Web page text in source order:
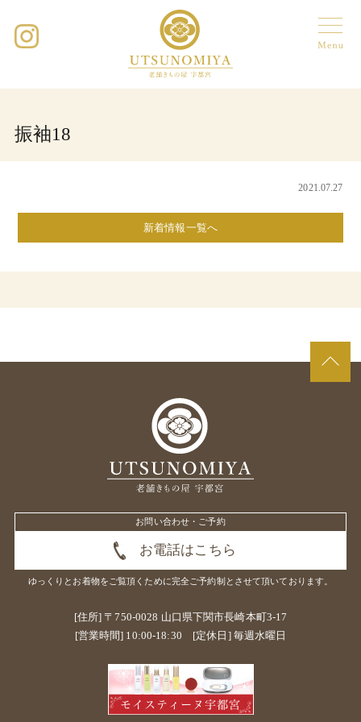
振袖18
2021.07.27
新着情報一覧へ
お問い合わせ・ご予約
お電話はこちら
ゆっくりとお着物をご覧頂くために完全ご予約制とさせて頂いております。
[住所] 〒750-0028 山口県下関市長崎本町3-17
[営業時間] 10:00-18:30 [定休日] 毎週水曜日